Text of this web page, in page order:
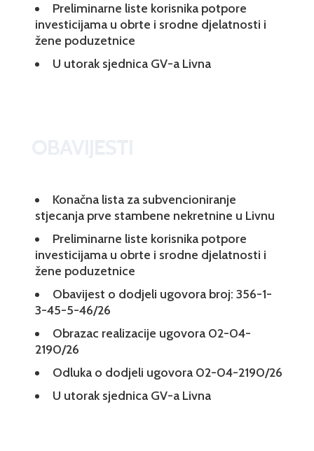
Preliminarne liste korisnika potpore
investicijama u obrte i srodne djelatnosti i
žene poduzetnice
U utorak sjednica GV-a Livna
Konačna lista za subvencioniranje
stjecanja prve stambene nekretnine u Livnu
Preliminarne liste korisnika potpore
investicijama u obrte i srodne djelatnosti i
žene poduzetnice
Obavijest o dodjeli ugovora broj: 356-1-
3-45-5-46/26
Obrazac realizacije ugovora 02-04-
2190/26
Odluka o dodjeli ugovora 02-04-2190/26
U utorak sjednica GV-a Livna